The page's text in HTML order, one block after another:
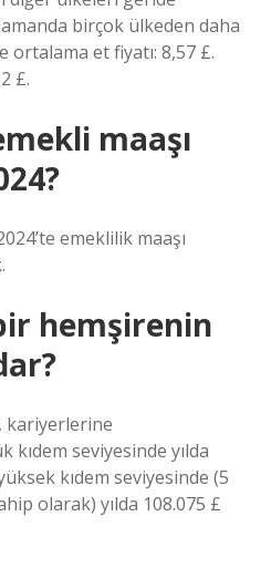
birçok ülkeden daha
ortalama et fiyatı: 8,57 £.
£.
maaşı
emeklilik maaşı
hemşirenin
kariyerlerine
kıdem seviyesinde yılda
kıdem seviyesinde (5
olarak) yılda 108.075 £